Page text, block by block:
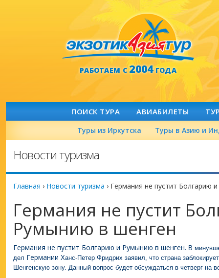
РАБОТАЕМ С2004ГОДА
ПОИСК ТУРА АВИАБИЛЕТЫ
Туры из Иркутска Туры в Азию и
Новости туризма
Главная › Новости туризма › Германия не пустит Болгарию
Германия не пустит
Румынию в шенген
Германия не пустит Болгарию и Румынию в шенген. В
дел Германии Ханс-Петер Фридрих заявил, что страна
Шенгенскую зону. Данный вопрос будет обсуждаться в четверг